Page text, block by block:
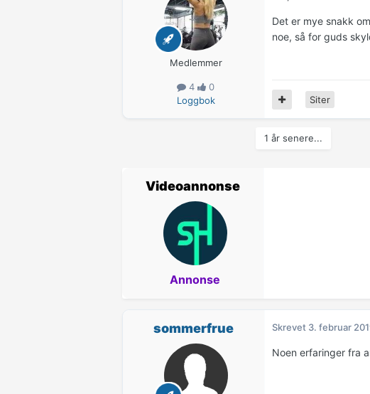
Medlemmer
4
0
Loggbok
Det er mye snakk
noe, så for guds
Siter
1 år senere...
Videoannonse
Annonse
sommerfrue Skrevet 3. februar
Noen erfaringer fra